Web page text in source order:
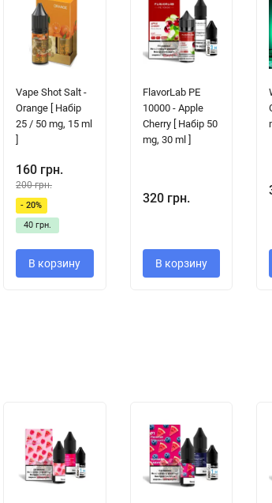
Vape Shot Salt -
Orange [ Набір
25 / 50 mg, 15 ml
]
160 грн.
200 грн.
- 20%
40 грн.
В корзину
FlavorLab PE
10000 - Apple
Cherry [ Набір 50
mg, 30 ml ]
320 грн.
В корзину